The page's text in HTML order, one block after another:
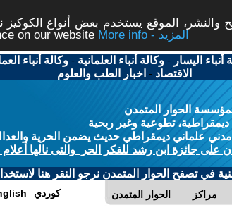
الموقع يستخدم بعض أنواع
on our website
More info - المزيد
أنباء اليسار -وكالة أنباء العلمانية -وكالة أنباء
الاقتصاد - اخبار الطب والعلوم
الحوار المتمدن
ديمقراطية، تطوعية وغير ربحية
علماني ديمقراطي حديث يضمن الحرية والعدالة
على جائزة ابن رشد للفكر الحر والتى نالها
في تصفح الحوار المتمدن نرجو النقر هنا
الحوار المتمدن مراكز كوردي